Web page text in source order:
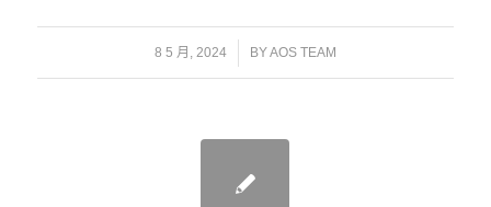
8 5 月, 2024
/ BYAOS TEAM